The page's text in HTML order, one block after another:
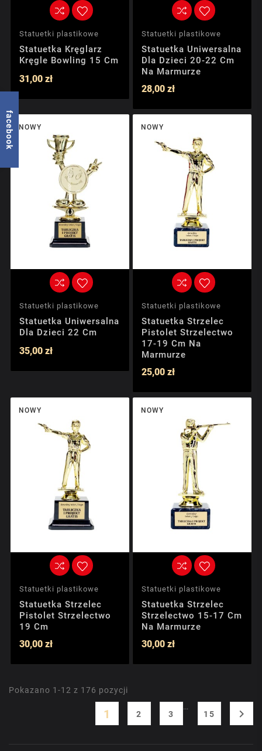
Statuetki plastikowe
Statuetka Kręglarz
Kręgle Bowling 15 Cm
31,00 zł
Statuetki plastikowe
Statuetka Uniwersalna
Dla Dzieci 20-22 Cm
Na Marmurze
28,00 zł
NOWY
Statuetki plastikowe
Statuetka Uniwersalna
Dla Dzieci 22 Cm
35,00 zł
NOWY
Statuetki plastikowe
Statuetka Strzelec
Pistolet Strzelectwo
17-19 Cm Na
Marmurze
25,00 zł
NOWY
Statuetki plastikowe
Statuetka Strzelec
Pistolet Strzelectwo
19 Cm
30,00 zł
NOWY
Statuetki plastikowe
Statuetka Strzelec
Strzelectwo 15-17 Cm
Na Marmurze
30,00 zł
Pokazano 1-12 z 176 pozycji
1 2 3
…
15

facebook